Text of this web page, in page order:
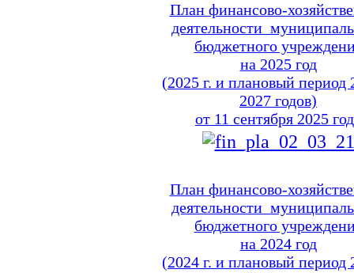
План финансово-
деятельности
бюджетного
на 2025 год
(2025 г. и плановый период
2027 годов)
от 11 сентября 2025
План финансово-
деятельности
бюджетного
на 2024 год
(2024 г. и плановый период